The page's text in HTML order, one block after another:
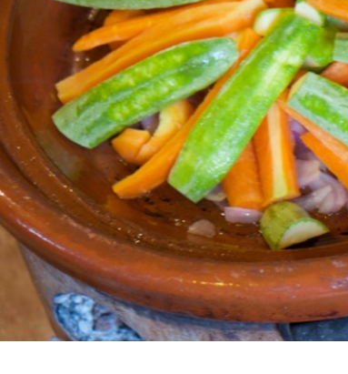
Voyages
Activités
Service
Pro
/
M.I.C.E.